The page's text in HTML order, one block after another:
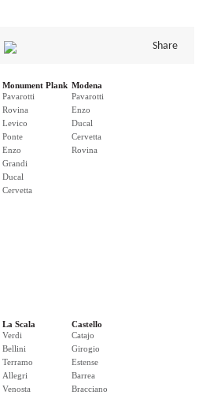
Share
Monument Plank
Pavarotti
Rovina
Levico
Ponte
Enzo
Grandi
Ducal
Cervetta
Modena
Pavarotti
Enzo
Ducal
Cervetta
Rovina
La Scala
Verdi
Bellini
Terramo
Allegri
Venosta
Castello
Catajo
Girogio
Estense
Barrea
Bracciano